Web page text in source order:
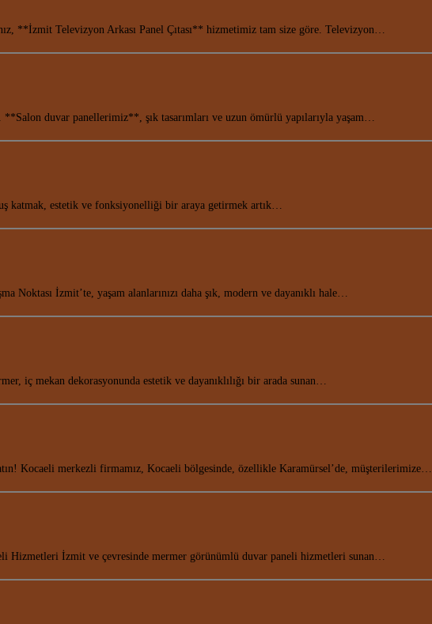
**İzmit Televizyon Arkası Panel Çıtası** hizmetimiz tam size göre. Televizyon…
duvar panellerimiz**, şık tasarımları ve uzun ömürlü yapılarıyla yaşam…
katmak, estetik ve fonksiyonelliği bir araya getirmek artık…
İzmit’te, yaşam alanlarınızı daha şık, modern ve dayanıklı hale…
iç mekan dekorasyonunda estetik ve dayanıklılığı bir arada sunan…
Kocaeli merkezli firmamız, Kocaeli bölgesinde, özellikle Karamürsel’de, müşterilerimize…
Hizmetleri İzmit ve çevresinde mermer görünümlü duvar paneli hizmetleri sunan…